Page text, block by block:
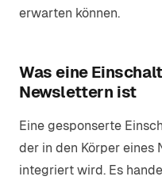
erwarten können.
Was eine
Newslettern ist
Eine gesponserte
der in den Körper eines
integriert wird. Es